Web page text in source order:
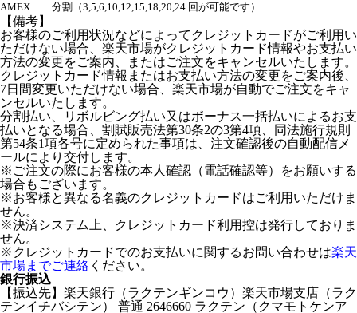
AMEX
分割（3,5,6,10,12,15,18,20,24 回が可能です）
【備考】
お客様のご利用状況などによってクレジットカードがご利用い
ただけない場合、楽天市場がクレジットカード情報やお支払い
方法の変更をご案内、またはご注文をキャンセルいたします。
クレジットカード情報またはお支払い方法の変更をご案内後、
7日間変更いただけない場合、楽天市場が自動でご注文をキャ
ンセルいたします。
分割払い、リボルビング払い又はボーナス一括払いによるお支
払いとなる場合、割賦販売法第30条2の3第4項、同法施行規則
第54条1項各号に定められた事項は、注文確認後の自動配信メ
ールにより交付します。
※ご注文の際にお客様の本人確認（電話確認等）をお願いする
場合もございます。
※お客様と異なる名義のクレジットカードはご利用いただけま
せん。
※決済システム上、クレジットカード利用控は発行しておりま
せん。
※クレジットカードでのお支払いに関するお問い合わせは楽天
市場までご連絡 ください。
銀行振込
【振込先】楽天銀行（ラクテンギンコウ）楽天市場支店（ラク
テンイチバシテン） 普通 2646660 ラクテン（クマモトケンア